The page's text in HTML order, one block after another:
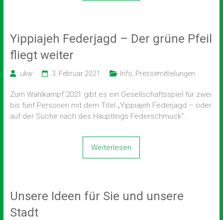
Yippiajeh Federjagd – Der grüne Pfeil
fliegt weiter
ukw 3. Februar 2021 Info Pressemitteilungen
Zum Wahlkampf 2021 gibt es ein Gesellschaftsspiel für zwei
bis fünf Personen mit dem Titel „Yippiajeh Federjagd – oder
auf der Suche nach des Häuptlings Federschmuck“.
Weiterlesen
Unsere Ideen für Sie und unsere
Stadt